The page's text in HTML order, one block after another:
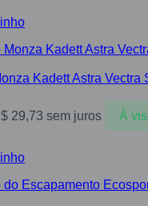
Kadett Astra Vectra
29,73 sem juros À